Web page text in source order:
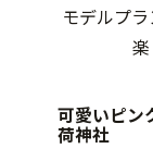
モデルプ
可愛いピン
荷神社